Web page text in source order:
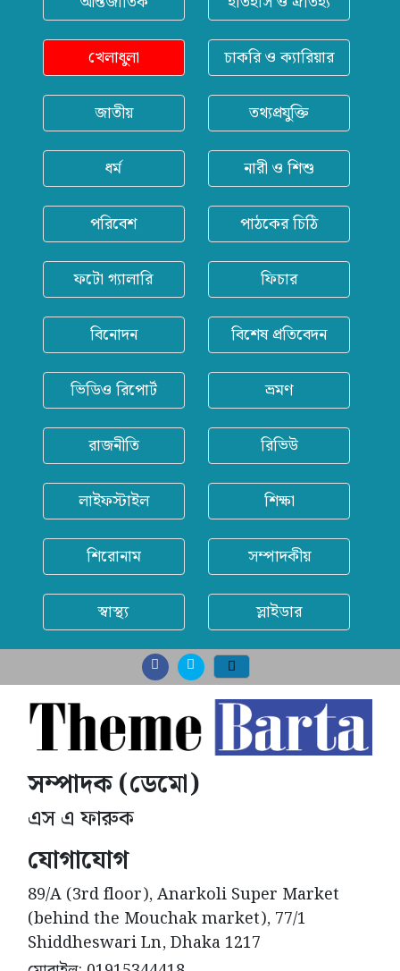
খেলাধুলা চাকরি ও ক্যারিয়ার
জাতীয় তথ্যপ্রযুক্তি
ধর্ম নারী ও শিশু
পরিবেশ পাঠকের চিঠি
ফটো গ্যালারি ফিচার
বিনোদন বিশেষ প্রতিবেদন
ভিডিও রিপোর্ট ভ্রমণ
রাজনীতি রিভিউ
লাইফস্টাইল শিক্ষা
শিরোনাম সম্পাদকীয়
স্বাস্থ্য স্লাইডার
সম্পাদক (ডেমো)
এস এ ফারুক
যোগাযোগ
89/A (3rd floor), Anarkoli Super Market
(behind the Mouchak market), 77/1
Shiddheswari Ln, Dhaka 1217